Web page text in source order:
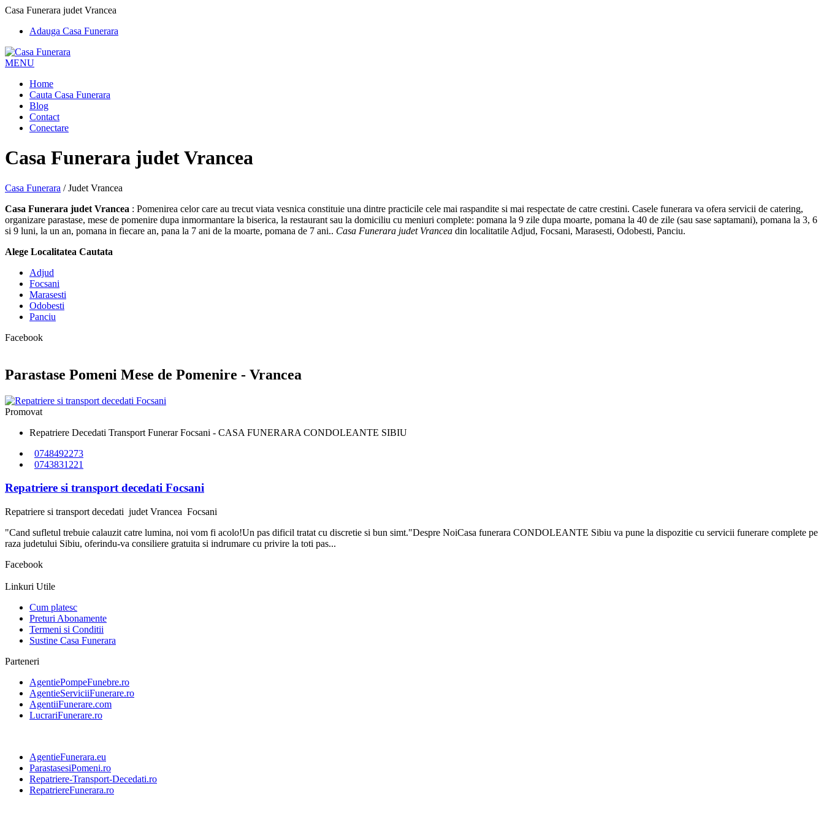
Casa Funerara judet Vrancea
Adauga Casa Funerara
MENU
Home
Cauta Casa Funerara
Blog
Contact
Conectare
Casa Funerara judet Vrancea
Casa Funerara /Judet Vrancea
Casa Funerara judet Vrancea : Pomenirea celor care au trecut viata vesnica constituie una dintre practicile cele mai raspandite si mai respectate de catre crestini. Casele funerara va ofera servicii de catering,
organizare parastase, mese de pomenire dupa inmormantare la biserica, la restaurant sau la domiciliu cu meniuri complete: pomana la 9 zile dupa moarte, pomana la 40 de zile (sau sase saptamani), pomana la 3, 6
si 9 luni, la un an, pomana in fiecare an, pana la 7 ani de la moarte, pomana de 7 ani.. Casa Funerara judet Vrancea din localitatile Adjud, Focsani, Marasesti, Odobesti, Panciu.
Alege Localitatea Cautata
Adjud
Focsani
Marasesti
Odobesti
Panciu
Facebook
Parastase Pomeni Mese de Pomenire - Vrancea
Promovat
Repatriere Decedati Transport Funerar Focsani - CASA FUNERARA CONDOLEANTE SIBIU
0748492273
0743831221
Repatriere si transport decedati Focsani
Repatriere si transport decedati judet Vrancea Focsani
"Cand sufletul trebuie calauzit catre lumina, noi vom fi acolo!Un pas dificil tratat cu discretie si bun simt."Despre NoiCasa funerara CONDOLEANTE Sibiu va pune la dispozitie cu servicii funerare complete pe
raza judetului Sibiu, oferindu-va consiliere gratuita si indrumare cu privire la toti pas...
Facebook
Linkuri Utile
Cum platesc
Preturi Abonamente
Termeni si Conditii
Sustine Casa Funerara
Parteneri
AgentiePompeFunebre.ro
AgentieServiciiFunerare.ro
AgentiiFunerare.com
LucrariFunerare.ro
AgentieFunerara.eu
ParastasesiPomeni.ro
Repatriere-Transport-Decedati.ro
RepatriereFunerara.ro